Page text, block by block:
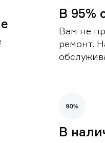
В 95%
Вам не
ремонт.
В